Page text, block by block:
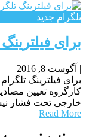
تلگرام جدید
برای
| آگوست 8, 2016
برای فیلترینگ
کارگروه تعیین
خارجی تحت فشار
Read More